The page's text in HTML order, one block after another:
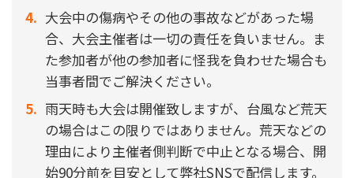
大会中の傷病やその他の事故などがあった場
合、大会主催者は一切の責任を負いません。ま
た参加者が他の参加者に怪我を負わせた場合も
当事者間でご解決ください。
雨天時も大会は開催致しますが、台風など荒天
の場合はこの限りではありません。荒天などの
理由により主催者側判断で中止となる場合、開
始90分前を目安として弊社SNSで配信します。